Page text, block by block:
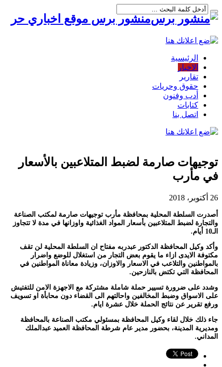
منشور برس موقع اخباري حر
الرئيسية
الاخبار
تقارير
حقوق وحريات
أدب وفنون
كتابات
اتصل بنا
توجيهات صارمة لضبط المتلاعبين بالأسعار
في مأرب
26 أكتوبر، 2018
أصدرت السلطة المحلية بمحافظة مأرب توجيهات صارمة لمكتب الصناعة
والتجارة لضبط المتلاعبين بأسعار المواد الغذائية واوزانها في مدة لا تتجاوز
الـ10 أيام.
وأكد وكيل المحافظة الدكتور عبدربه مفتاح ان السلطة المحلية لن تقف
مكتوفة الايدى ازاء ما يقوم بعض التجار من استغلال للوضع واضرار
بالمواطنين والتلاعب في الاسعار والاوزان، وزيادة معاناة المواطنين في
المحافظة التي تكتض بالنازحين.
وشدد على ضرورة تسيير حملة شاملة مشتركة مع الاجهزة الامن للتفتيش
على الاسواق وضبط المخالفين واحالتهم الى القضاء دون محابأة او تسويف
ورفع تقرير عن نتائج الحملة خلال عشرة ايام.
جاء ذلك خلال لقاء وكيل المحافظة بمسئولي مكتب الصناعة بالمحافظة
ومديرية المدينة، بحضور مدير عام شرطة المحافظة العميد عبدالملك
المداني.